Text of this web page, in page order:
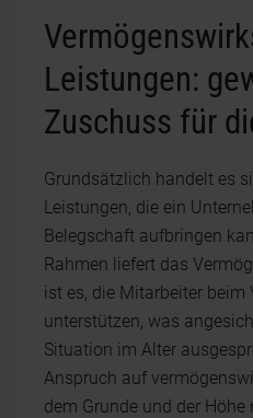
Leistungen:
Zuschuss für
Grundsätzlich handelt es
Leistungen, die ein
Belegschaft aufbringen
Rahmen liefert das
ist es, die Mitarbeiter beim
unterstützen, was
Situation im Alter
Anspruch auf
dem Grunde und der